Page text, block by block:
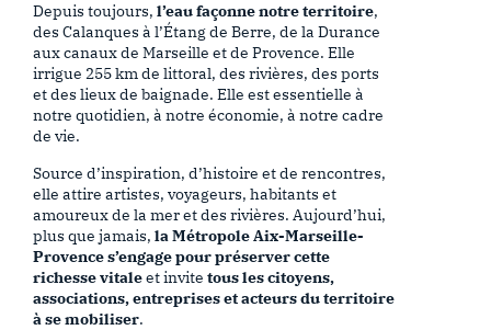
Depuis toujours, l’eau façonne notre territoire,
des Calanques à l’Étang de Berre, de la Durance
aux canaux de Marseille et de Provence. Elle
irrigue 255 km de littoral, des rivières, des ports
et des lieux de baignade. Elle est essentielle à
notre quotidien, à notre économie, à notre cadre
de vie.
Source d’inspiration, d’histoire et de rencontres,
elle attire artistes, voyageurs, habitants et
amoureux de la mer et des rivières. Aujourd’hui,
plus que jamais, la Métropole Aix-Marseille-
Provence s’engage pour préserver cette
richesse vitaleet invite tous les citoyens,
associations, entreprises et acteurs du territoire
à se mobiliser.